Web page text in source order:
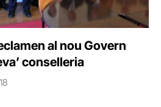
al nou Govern
conselleria